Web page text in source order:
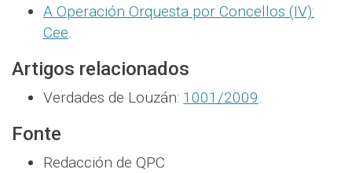
A Operación Orquesta por Concellos (IV):
Cee.
Artigos relacionados
Verdades de Louzán: 1001/2009.
Fonte
Redacción de QPC